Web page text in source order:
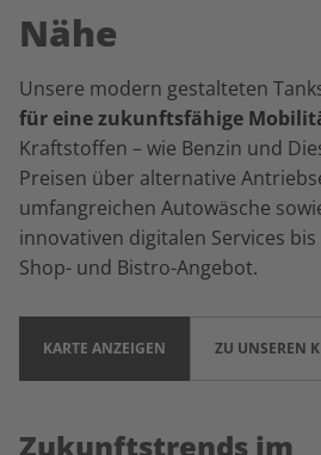
Nähe
Unsere modern gestalteten
für eine zukunftsfähige
Kraftstoffen – wie Benzin und
Preisen über alternative
umfangreichen Autowäsche
innovativen digitalen Services
Shop- und Bistro-Angebot.
KARTE ANZEIGEN ZU UNSEREN
Zukunftstrends im